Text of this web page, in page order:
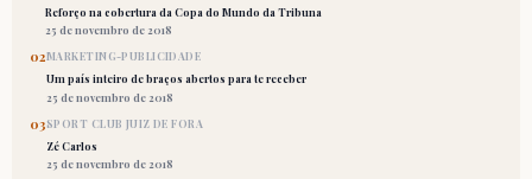
Reforço na cobertura da Copa do Mundo da Tribuna
25 de novembro de 2018
02 MARKETING-PUBLICIDADE
Um país inteiro de braços abertos para te receber
25 de novembro de 2018
03SPORT CLUB JUIZ DE FORA
Zé Carlos
25 de novembro de 2018